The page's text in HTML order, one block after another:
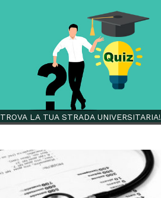
TROVA LA TUA STRADA UNIVERSITARIA!